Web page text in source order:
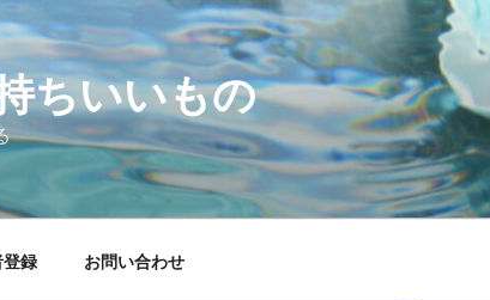
ちいいもの
録 お問い合わせ